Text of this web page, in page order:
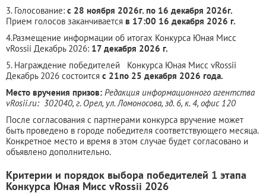
3. Голосование: с 28 ноября 2026г. по 16 декабря 2026г.
Прием голосов заканчивается в 17:00 16 декабря 2026 г.
4.Размещение информации об итогах Конкурса Юная Мисс
vRossii Декабрь 2026: 17 декабря 2026 г.
5. Награждение победителей Конкурса Юная Мисс vRossii
Декабрь 2026 состоится с 21по 25 декабря 2026 года.
Место вручения призов: Редакция информационного агентства
vRosii.ru: 302040, г. Орел, ул. Ломоносова, зд. 6, к. 4, офис 120
После согласования с партнерами конкурса вручение может
быть проведено в городе победителя соответствующего месяца.
Конкретное место и время в этом случае будет согласовано и
объявлено дополнительно.
Критерии и порядок выбора победителей 1 этапа
Конкурса Юная Мисс vRossii 2026